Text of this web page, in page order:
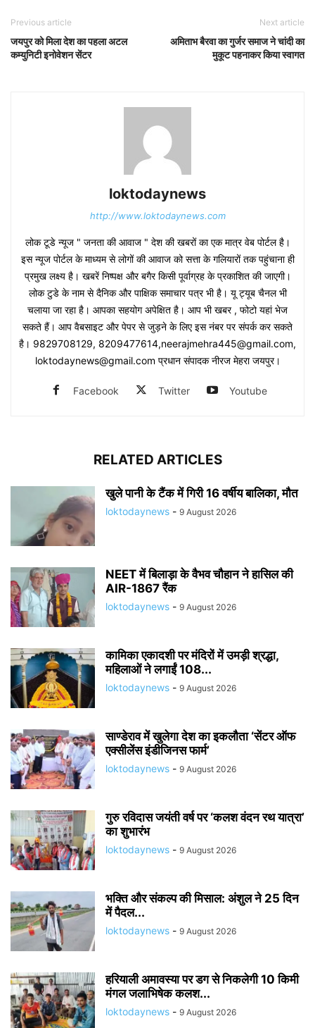
Previous article
जयपुर को मिला देश का पहला अटल
कम्युनिटी इनोवेशन सेंटर
Next article
अमिताभ बैरवा का गुर्जर समाज ने चांदी का
मुकूट पहनाकर किया स्वागत
loktodaynews
http://www.loktodaynews.com
लोक टूडे न्यूज " जनता की आवाज " देश की खबरों का एक मात्र वेब पोर्टल है।
इस न्यूज पोर्टल के माध्यम से लोगों की आवाज को सत्ता के गलियारों तक पहुंचाना ही
प्रमुख लक्ष्य है। खबरें निष्पक्ष और बगैर किसी पूर्वाग्रह के प्रकाशित की जाएगी।
लोक टुडे के नाम से दैनिक और पाक्षिक समाचार पत्र भी है। यू ट्यूब चैनल भी
चलाया जा रहा है। आपका सहयोग अपेक्षित है। आप भी खबर , फोटो यहां भेज
सकते हैं। आप वैबसाइट और पेपर से जुड़ने के लिए इस नंबर पर संपर्क कर सकते
है। 9829708129, 8209477614,neerajmehra445@gmail.com,
loktodaynews@gmail.com प्रधान संपादक नीरज मेहरा जयपुर।
Facebook Twitter Youtube
RELATED ARTICLES
खुले पानी के टैंक में गिरी 16 वर्षीय बालिका, मौत
loktodaynews - 9 August 2026
NEET में बिलाड़ा के वैभव चौहान ने हासिल की
AIR-1867 रैंक
loktodaynews - 9 August 2026
कामिका एकादशी पर मंदिरों में उमड़ी श्रद्धा,
महिलाओं ने लगाईं 108...
loktodaynews - 9 August 2026
साण्डेराव में खुलेगा देश का इकलौता ‘सेंटर ऑफ
एक्सीलेंस इंडीजिनस फार्म’
loktodaynews - 9 August 2026
गुरु रविदास जयंती वर्ष पर ‘कलश वंदन रथ यात्रा’
का शुभारंभ
loktodaynews - 9 August 2026
भक्ति और संकल्प की मिसाल: अंशुल ने 25 दिन
में पैदल...
loktodaynews - 9 August 2026
हरियाली अमावस्या पर डग से निकलेगी 10 किमी
मंगल जलाभिषेक कलश...
loktodaynews - 9 August 2026